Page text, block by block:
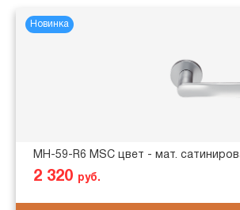
Новинка
MH-59-R6 MSC цвет - мат.
2 320 руб.